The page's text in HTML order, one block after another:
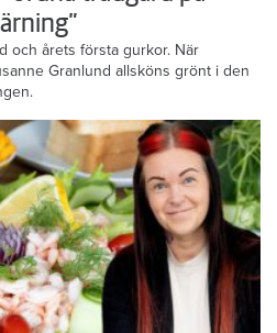
och årets första gurkor. När
Granlund allsköns grönt i den